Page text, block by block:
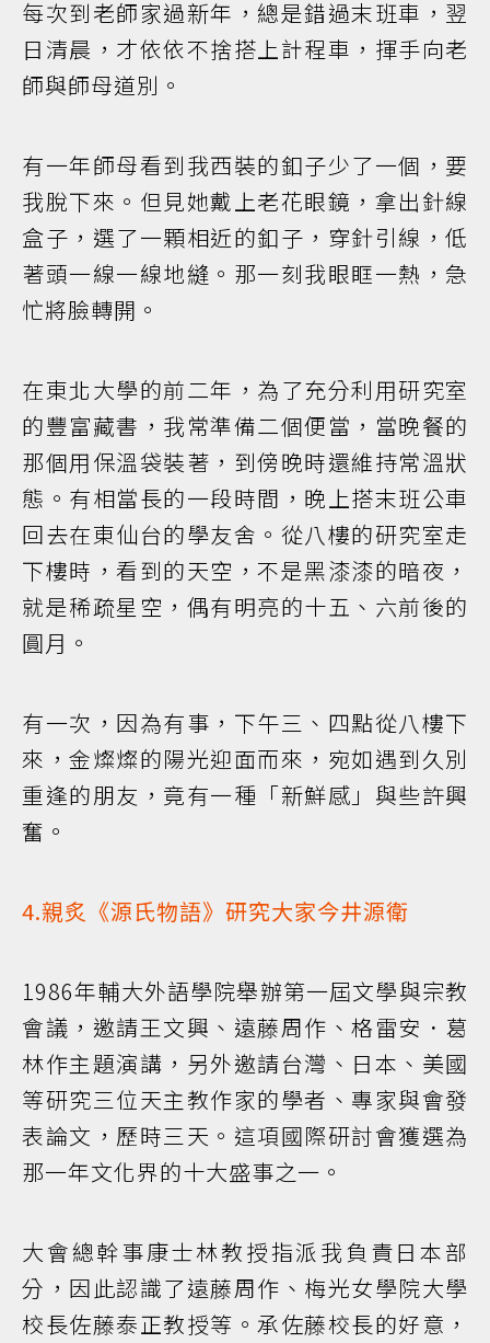
每次到老師家過新年，總是錯過末班車，翌
日清晨，才依依不捨搭上計程車，揮手向老
師與師母道別。
有一年師母看到我西裝的釦子少了一個，要
我脫下來。但見她戴上老花眼鏡，拿出針線
盒子，選了一顆相近的釦子，穿針引線，低
著頭一線一線地縫。那一刻我眼眶一熱，急
忙將臉轉開。
在東北大學的前二年，為了充分利用研究室
的豐富藏書，我常準備二個便當，當晚餐的
那個用保溫袋裝著，到傍晚時還維持常溫狀
態。有相當長的一段時間，晚上搭末班公車
回去在東仙台的學友舍。從八樓的研究室走
下樓時，看到的天空，不是黑漆漆的暗夜，
就是稀疏星空，偶有明亮的十五、六前後的
圓月。
有一次，因為有事，下午三、四點從八樓下
來，金燦燦的陽光迎面而來，宛如遇到久別
重逢的朋友，竟有一種「新鮮感」與些許興
奮。
4.親炙《源氏物語》研究大家今井源衛
1986年輔大外語學院舉辦第一屆文學與宗教
會議，邀請王文興、遠藤周作、格雷安．葛
林作主題演講，另外邀請台灣、日本、美國
等研究三位天主教作家的學者、專家與會發
表論文，歷時三天。這項國際研討會獲選為
那一年文化界的十大盛事之一。
大會總幹事康士林教授指派我負責日本部
分，因此認識了遠藤周作、梅光女學院大學
校長佐藤泰正教授等。承佐藤校長的好意，